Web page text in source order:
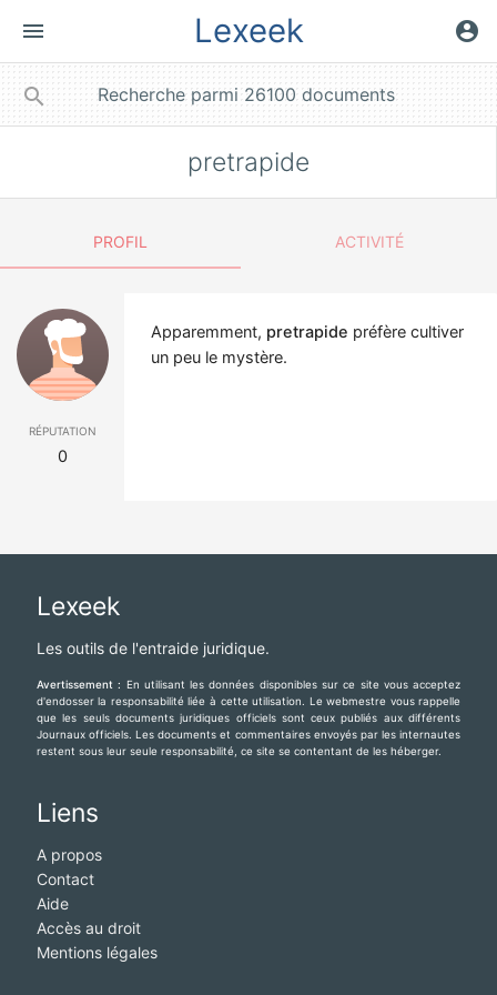
menu Lexeek account_circle
search
pretrapide
PROFIL ACTIVITÉ
réputation
0
Apparemment, pretrapide préfère cultiver
un peu le mystère.
Lexeek
Les outils de l'entraide juridique.
Avertissement : En utilisant les données disponibles sur ce site vous acceptez
d'endosser la responsabilité liée à cette utilisation. Le webmestre vous rappelle
que les seuls documents juridiques officiels sont ceux publiés aux différents
Journaux officiels. Les documents et commentaires envoyés par les internautes
restent sous leur seule responsabilité, ce site se contentant de les héberger.
Liens
A propos
Contact
Aide
Accès au droit
Mentions légales